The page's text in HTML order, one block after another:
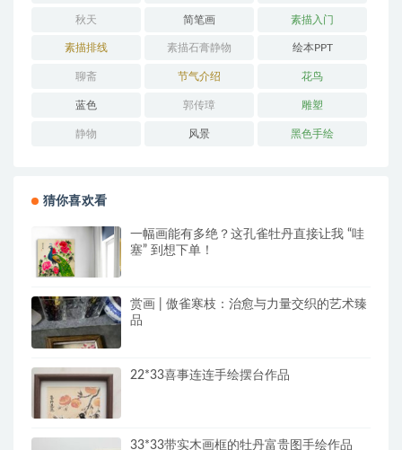
秋天 简笔画 素描入门
素描排线 素描石膏静物 绘本PPT
聊斋 节气介绍 花鸟
蓝色 郭传璋 雕塑
静物 风景 黑色手绘
猜你喜欢看
一幅画能有多绝？这孔雀牡丹直接让我 “哇
塞” 到想下单！
赏画 | 傲雀寒枝：治愈与力量交织的艺术臻
品
22*33喜事连连手绘摆台作品
33*33带实木画框的牡丹富贵图手绘作品